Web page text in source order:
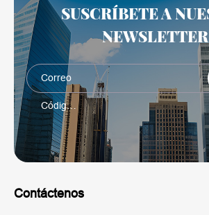
SUSCRÍBETE A
NEWSLETTER
Contáctenos